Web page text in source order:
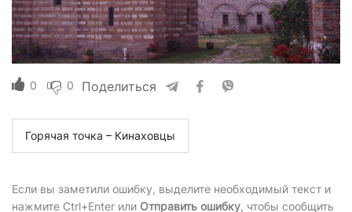
0 0 Поделиться
Горячая точка – Кинаховцы
Если вы заметили ошибку, выделите необходимый текст и
нажмите Ctrl+Enter или Отправить ошибку, чтобы сообщить